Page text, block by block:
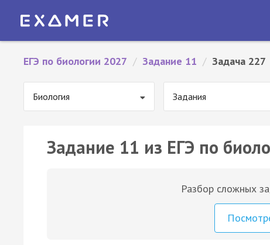
ЕГЭ по биологии 2027 / Задание 11 / Задача 227
Биология Задания
Задание 11 из ЕГЭ по
Разбор сложных